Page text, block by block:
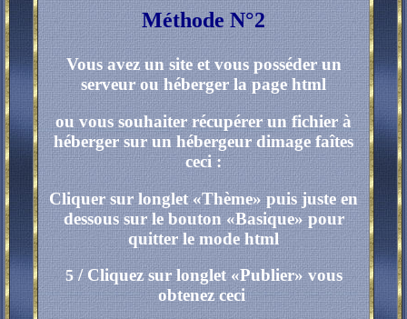
Méthode N°2
Vous avez un site et vous posséder un
serveur ou héberger la page html
ou vous souhaiter récupérer un fichier à
héberger sur un hébergeur dimage faîtes
ceci :
Cliquer sur longlet «Thème» puis juste en
dessous sur le bouton «Basique» pour
quitter le mode html
5/Cliquez sur longlet «Publier» vous
obtenez ceci